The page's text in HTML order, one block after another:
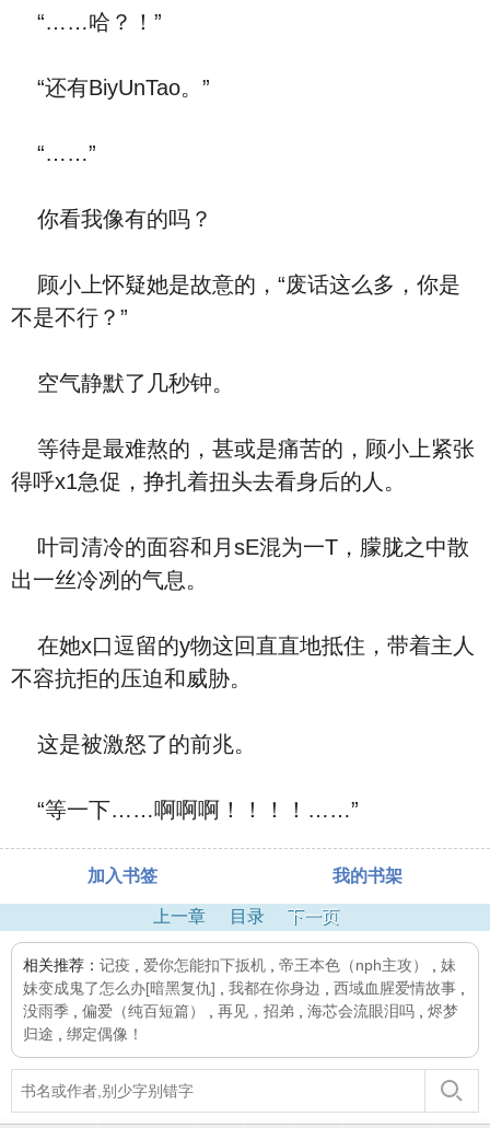
“……哈？！”
“还有BiyUnTao。”
“……”
你看我像有的吗？
顾小上怀疑她是故意的，“废话这么多，你是
不是不行？”
空气静默了几秒钟。
等待是最难熬的，甚或是痛苦的，顾小上紧张
得呼x1急促，挣扎着扭头去看身后的人。
叶司清冷的面容和月sE混为一T，朦胧之中散
出一丝冷冽的气息。
在她x口逗留的y物这回直直地抵住，带着主人
不容抗拒的压迫和威胁。
这是被激怒了的前兆。
“等一下……啊啊啊！！！！……”
加入书签 我的书架
上一章 目录 下一页
相关推荐： 记疫 爱你怎能扣下扳机 帝王本色（nph主攻）
妹
妹变成鬼了怎么办[暗黑复仇]
我都在你身边 西域血腥爱情故事
没雨季
偏爱（纯百短篇） 再见，招弟 海芯会流眼泪吗
烬梦
归途
绑定偶像！